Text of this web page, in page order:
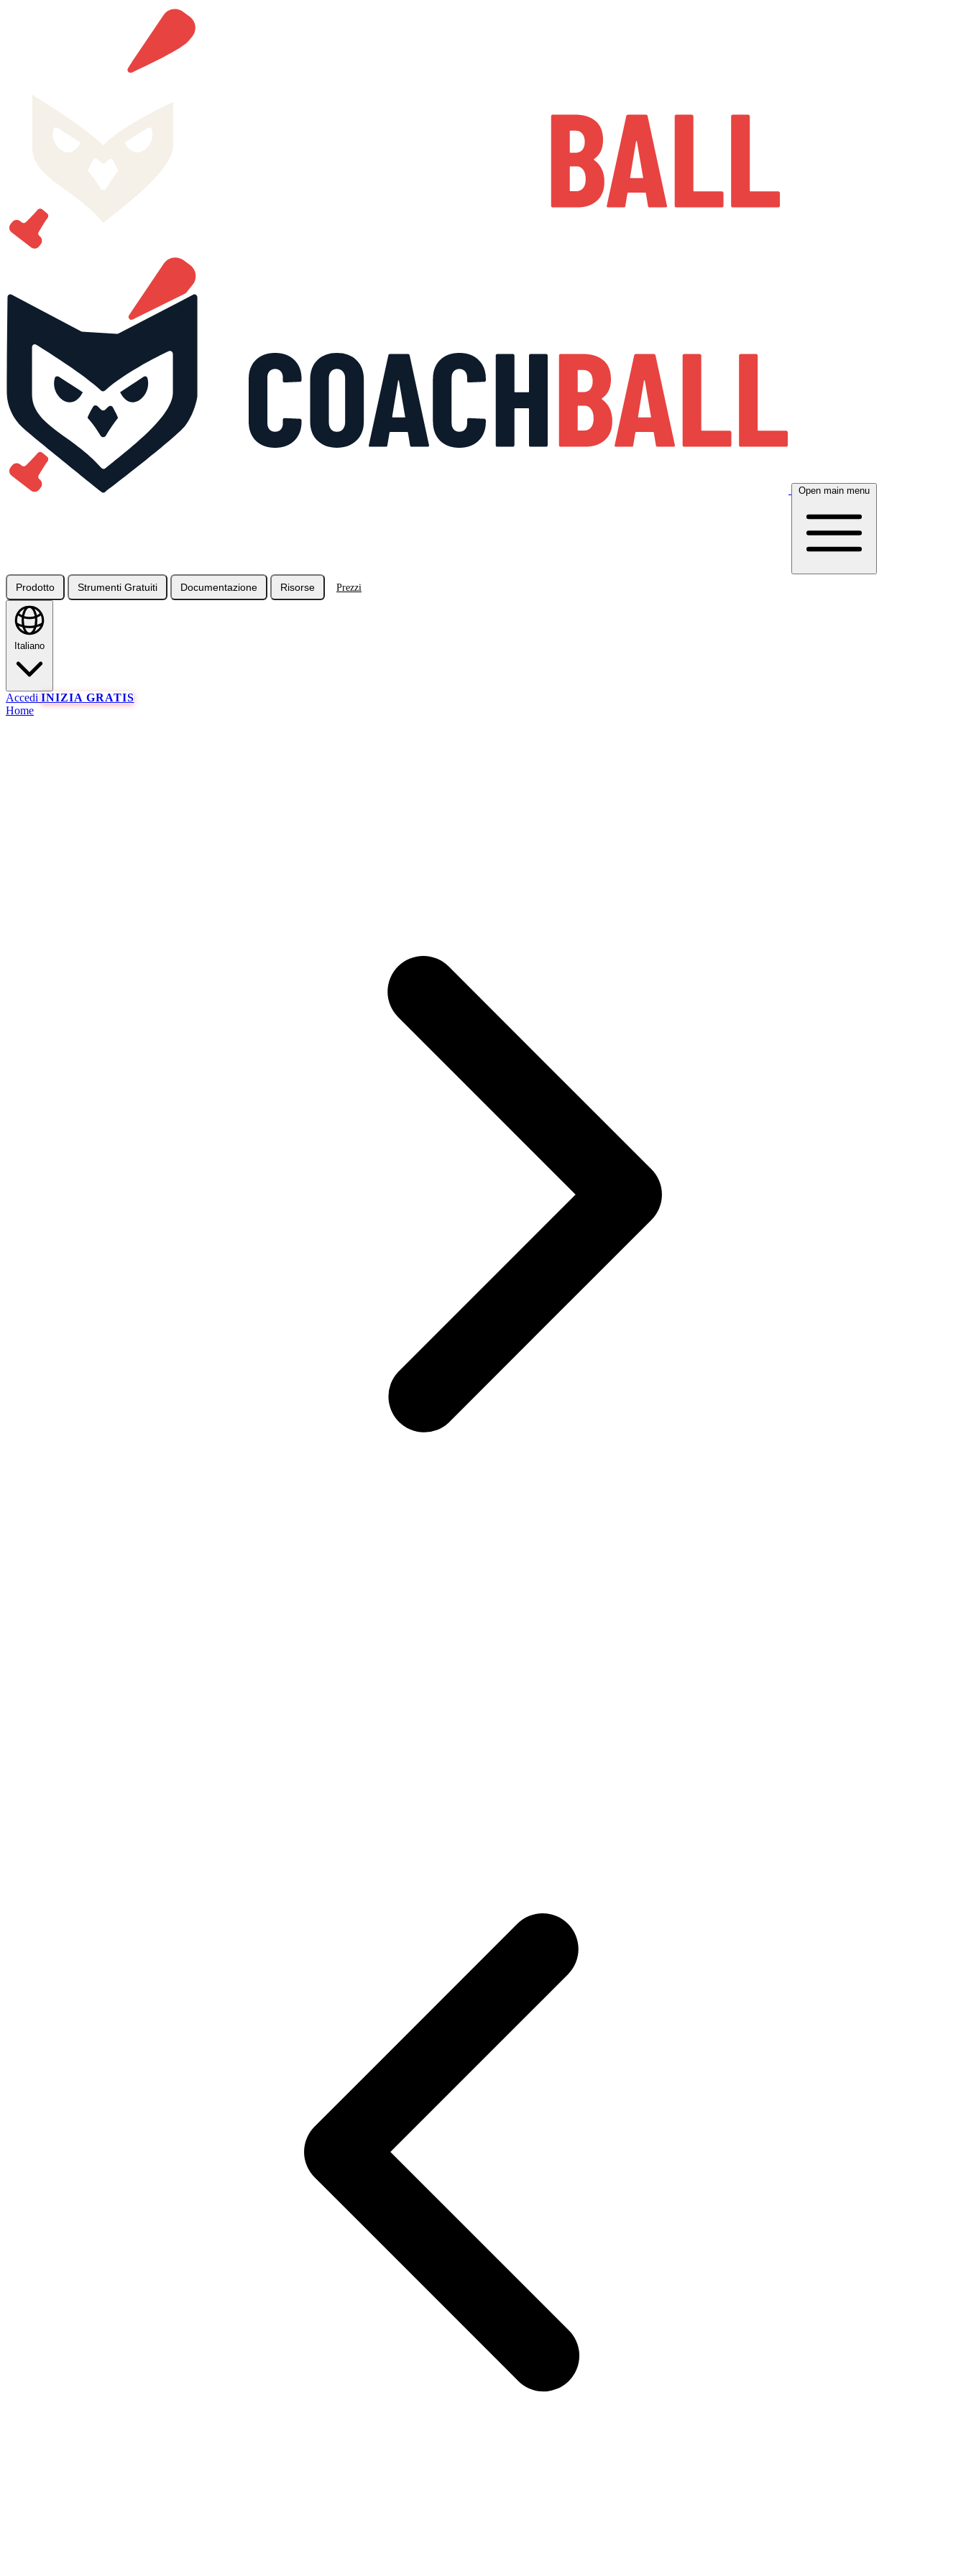
Open main menu
Prodotto Strumenti Gratuiti Documentazione Risorse Prezzi
Italiano
Accedi INIZIA GRATIS
Home